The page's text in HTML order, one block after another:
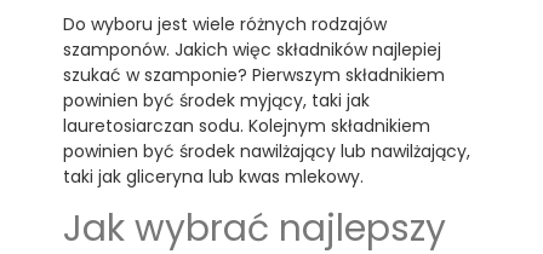
Do wyboru jest wiele różnych rodzajów
szamponów. Jakich więc składników najlepiej
szukać w szamponie? Pierwszym składnikiem
powinien być środek myjący, taki jak
lauretosiarczan sodu. Kolejnym składnikiem
powinien być środek nawilżający lub nawilżający,
taki jak gliceryna lub kwas mlekowy.
Jak wybrać najlepszy